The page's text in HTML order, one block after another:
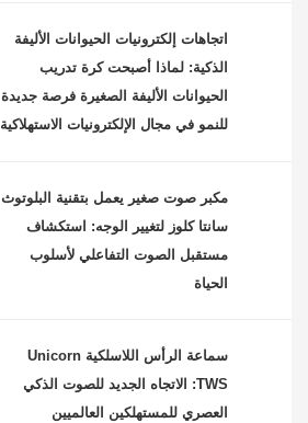
اتجاهات إلكترونيات الحيوانات الأليفة
الذكية: لماذا أصبحت كرة تدريب
الحيوانات الأليفة الصغيرة فرصة جديدة
للنمو في مجال الإلكترونيات الاستهلاكية
مكبر صوت صغير يعمل بتقنية البلوتوث
سانتا كلوز لتغيير الوجه: استكشاف
مستقبل الصوت التفاعلي لأسلوب
الحياة
سماعة الرأس اللاسلكية Unicorn
TWS: الاتجاه الجديد للصوت الذكي
العصري للمستهلكين العالميين